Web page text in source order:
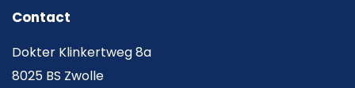
Contact
Dokter Klinkertweg 8a
8025 BS Zwolle